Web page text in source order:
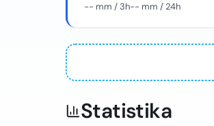
-- mm / 3h-- mm / 24h
Statistika